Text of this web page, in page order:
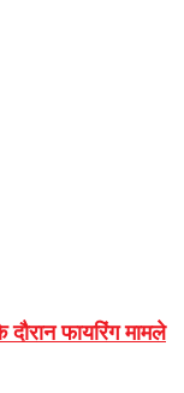
फायरिंग मामले